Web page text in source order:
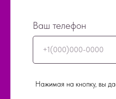
Ваш телефон
+1(000)000-0000
Нажимая на кнопку, вы